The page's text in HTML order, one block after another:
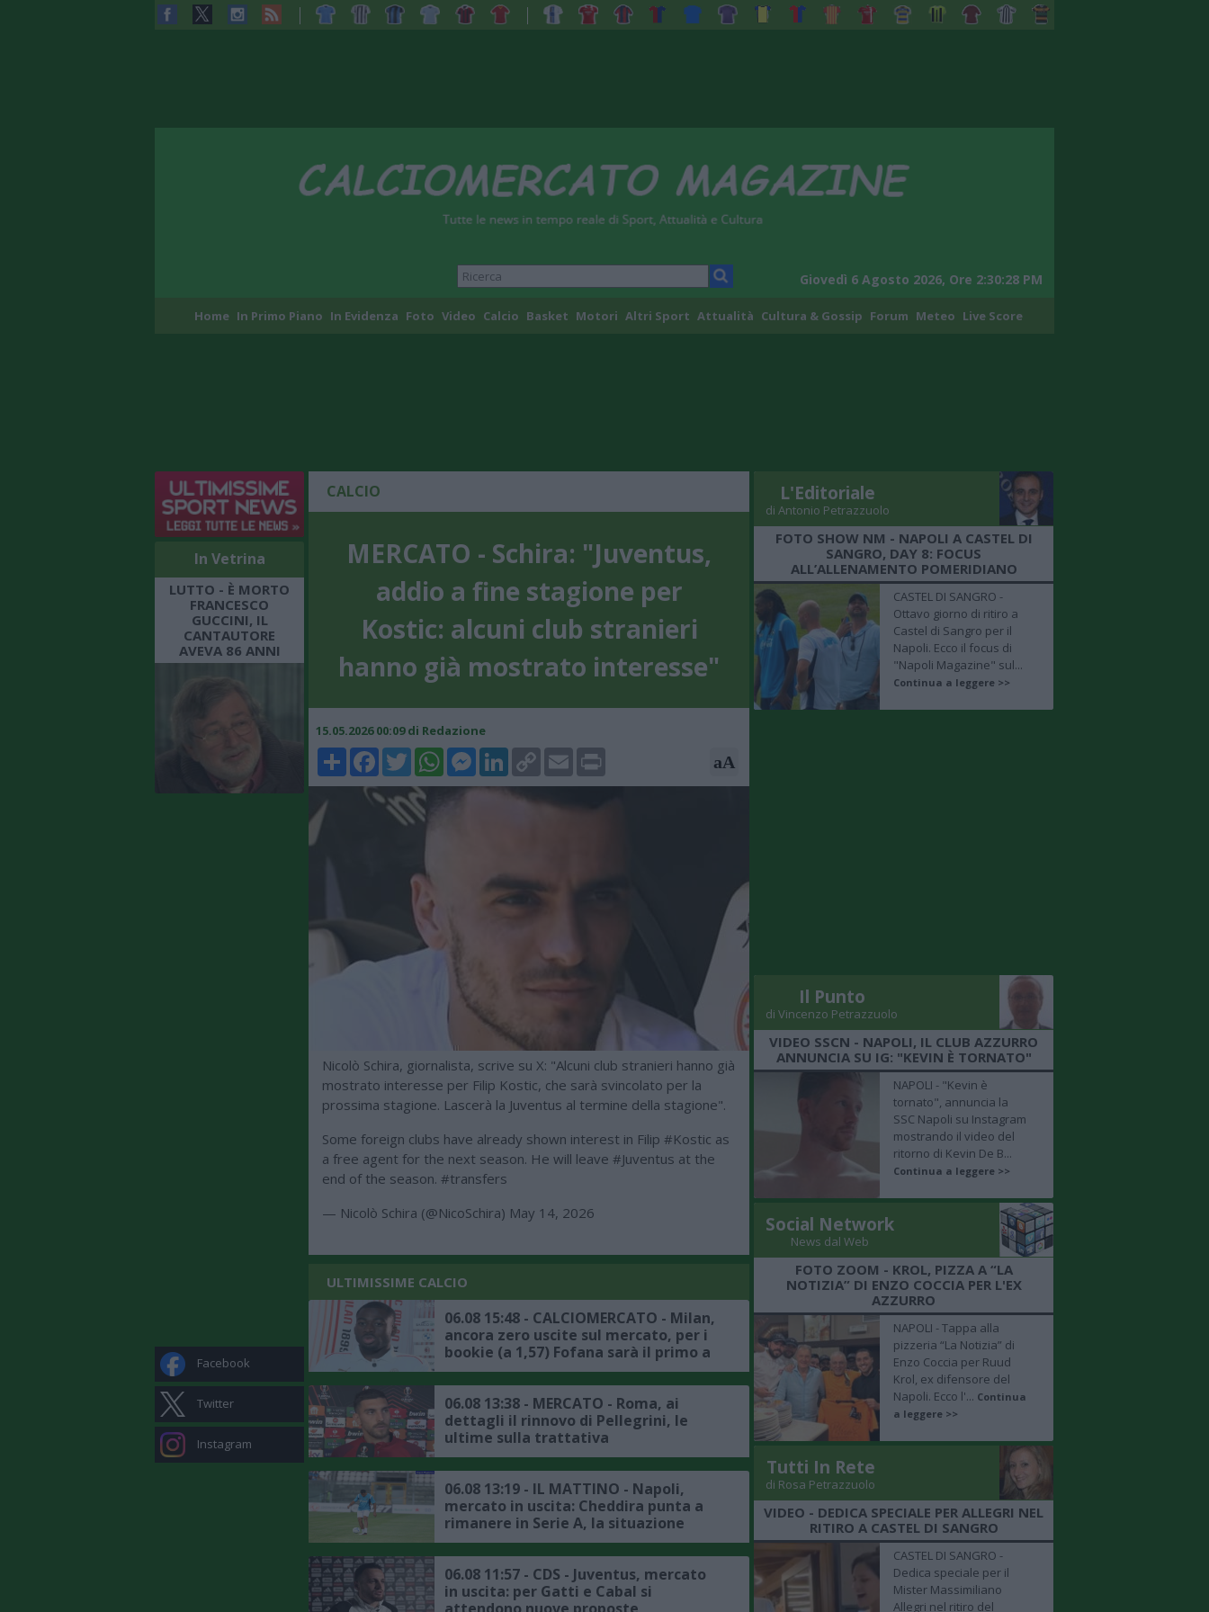
Giovedì 6 Agosto 2026, Ore 2:30:29 PM
Home In Primo Piano In Evidenza Foto Video Calcio Basket Motori Altri Sport Attualità Cultura & Gossip Forum Meteo Live Score
In Vetrina
LUTTO - È MORTO
FRANCESCO
GUCCINI, IL
CANTAUTORE
AVEVA 86 ANNI
Facebook
Twitter
Instagram
CALCIO
MERCATO - Schira: "Juventus,
addio a fine stagione per
Kostic: alcuni club stranieri
hanno già mostrato interesse"
15.05.2026 00:09 di Redazione
ShareFacebookTwitterWhatsAppMessenger
LinkedIn
Copy
Link
Email Print aA
Nicolò Schira, giornalista, scrive su X: "Alcuni club stranieri hanno già
mostrato interesse per Filip Kostic, che sarà svincolato per la
prossima stagione. Lascerà la Juventus al termine della stagione".
Some foreign clubs have already shown interest in Filip #Kostic as
a free agent for the next season. He will leave #Juventus at the
end of the season. #transfers
— Nicolò Schira (@NicoSchira) May 14, 2026
ULTIMISSIME CALCIO
06.08 15:48 - CALCIOMERCATO - Milan,
ancora zero uscite sul mercato, per i
bookie (a 1,57) Fofana sarà il primo a
salutare
06.08 13:38 - MERCATO - Roma, ai
dettagli il rinnovo di Pellegrini, le
ultime sulla trattativa
06.08 13:19 - IL MATTINO - Napoli,
mercato in uscita: Cheddira punta a
rimanere in Serie A, la situazione
06.08 11:57 - CDS - Juventus, mercato
in uscita: per Gatti e Cabal si
L'Editoriale
di Antonio Petrazzuolo
FOTO SHOW NM - NAPOLI A CASTEL DI
SANGRO, DAY 8: FOCUS
ALL’ALLENAMENTO POMERIDIANO
CASTEL DI SANGRO -
Ottavo giorno di ritiro a
Castel di Sangro per il
Napoli. Ecco il focus di
"Napoli Magazine" sul...
Continua a leggere >>
Il Punto
di Vincenzo Petrazzuolo
VIDEO SSCN - NAPOLI, IL CLUB AZZURRO
ANNUNCIA SU IG: "KEVIN È TORNATO"
NAPOLI - "Kevin è
tornato", annuncia la
SSC Napoli su Instagram
mostrando il video del
ritorno di Kevin De B...
Continua a leggere >>
Social Network
News dal Web
FOTO ZOOM - KROL, PIZZA A “LA
NOTIZIA” DI ENZO COCCIA PER L'EX
AZZURRO
NAPOLI - Tappa alla
pizzeria “La Notizia” di
Enzo Coccia per Ruud
Krol, ex difensore del
Napoli. Ecco l'... Continua
a leggere >>
Tutti In Rete
di Rosa Petrazzuolo
VIDEO - DEDICA SPECIALE PER ALLEGRI NEL
RITIRO A CASTEL DI SANGRO
CASTEL DI SANGRO -
Dedica speciale per il
Mister Massimiliano
Allegri nel ritiro del